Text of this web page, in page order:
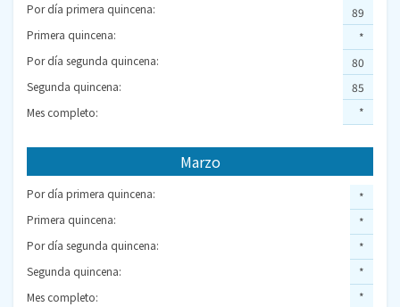
Por día primera quincena:
Primera quincena:
Por día segunda quincena:
Segunda quincena:
Mes completo:
89
*
80
85
*
Marzo
Por día primera quincena:
Primera quincena:
Por día segunda quincena:
Segunda quincena:
Mes completo:
*
*
*
*
*